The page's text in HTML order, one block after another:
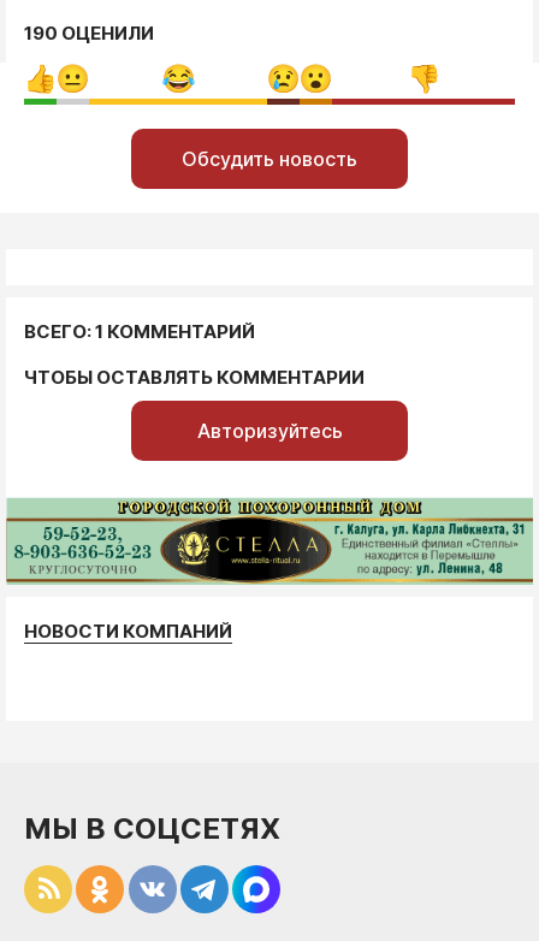
190 ОЦЕНИЛИ
Обсудить новость
ВСЕГО: 1 КОММЕНТАРИЙ
ЧТОБЫ ОСТАВЛЯТЬ КОММЕНТАРИИ
Авторизуйтесь
НОВОСТИ КОМПАНИЙ
МЫ В СОЦСЕТЯХ